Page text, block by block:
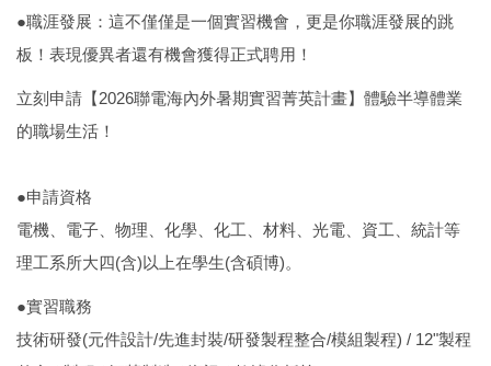
●職涯發展：這不僅僅是一個實習機會，更是你職涯發展的跳
板！表現優異者還有機會獲得正式聘用！
立刻申請【2026聯電海內外暑期實習菁英計畫】體驗半導體業
的職場生活！
●申請資格
電機、電子、物理、化學、化工、材料、光電、資工、統計等
理工系所大四(含)以上在學生(含碩博)。
●實習職務
技術研發(元件設計/先進封裝/研發製程整合/模組製程) / 12"製程